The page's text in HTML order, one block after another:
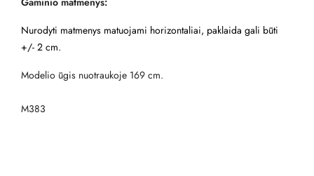
Nurodyti matmenys matuojami horizontaliai, paklaida gali būti
+/- 2 cm.
Modelio ūgis nuotraukoje 169 cm.
M383